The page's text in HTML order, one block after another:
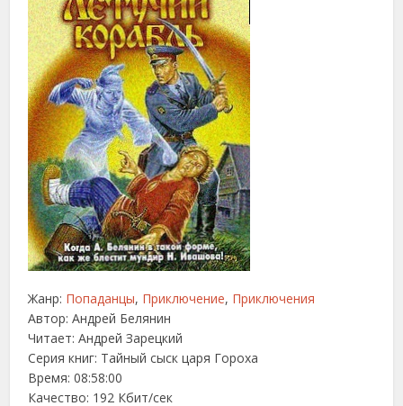
Жанр: Попаданцы, Приключение, Приключения
Автор:Андрей Белянин
Читает: Андрей Зарецкий
Серия книг: Тайный сыск царя Гороха
Время: 08:58:00
Качество: 192 Кбит/сек